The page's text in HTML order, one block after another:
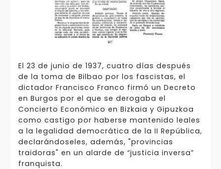
El 23 de junio de 1937, cuatro días después
de la toma de Bilbao por los fascistas, el
dictador Francisco Franco firmó un Decreto
en Burgos por el que se derogaba el
Concierto Económico en Bizkaia y Gipuzkoa
como castigo por haberse mantenido leales
a la legalidad democrática de la II República,
declarándoseles, además, "provincias
traidoras" en un alarde de “justicia inversa”
franquista.